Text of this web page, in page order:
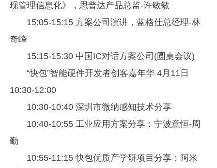
现管理信息化》，思普达产品总监-许敏敏
15:05-15:15 方案公司演讲，蓝格仕总经理-林
奇峰
15:15-15:30 中国IC对话方案公司(圆桌会议)
“快包”智能硬件开发者创客嘉年华 4月11日
10:30-12:00
10:30-10:40 深圳市微纳感知技术分享
10:40-10:55 工业应用方案分享：宁波意恒-周
勤
10:55-11:15 快包优质产学研项目分享：阿米